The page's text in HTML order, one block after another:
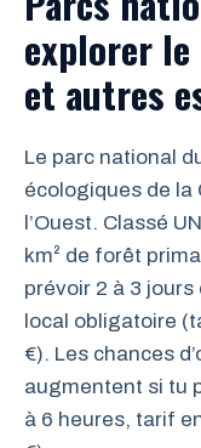
explorer
et autres
Le parc national
écologiques de la
l’Ouest. Classé
km² de forêt
prévoir 2 à 3
local obligatoire
€). Les chances
augmentent si tu
à 6 heures, tarif